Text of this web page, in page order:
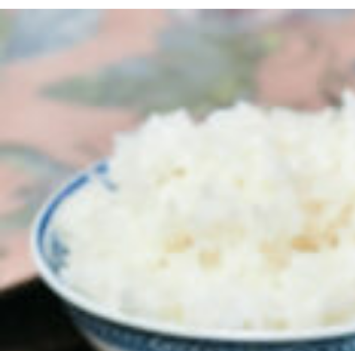
カレーが好き
京都おやつクラブ
私と店のはなし
今月の京みやげ
京都の書店
CULTURE